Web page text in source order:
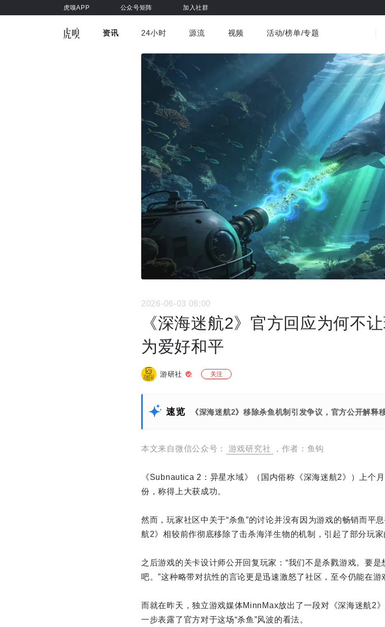
虎嗅APP 公众号矩阵 加入社群
资讯
车与出行 商业消费 社会文化 金融财经
健康 3C数码
24小时 源流 视频 活动/榜单/专题
2026-06-03 06:00
《深海迷航2》官方回应为何不
为爱好和平
游研社 关注
速览 《深海迷航2》移除杀鱼机制引发争议，官方公开解释
本文来自微信公众号： 游戏研究社 ，作者：鱼钩
《Subnautica 2：异星水域》（国内俗称《深海迷航2》）上个
份，称得上大获成功。
然而，玩家社区中关于“杀鱼”的讨论并没有因为游戏的畅销而
航2》相较前作彻底移除了击杀海洋生物的机制，引起了部分玩家
之后游戏的关卡设计师公开回复玩家：“我们不是杀戮游戏。要
吧。”这种略带对抗性的言论更是迅速激怒了社区，至今仍能在
而就在昨天，独立游戏媒体MinnMax放出了一段对《深海迷航2
一步表露了官方对于这场“杀鱼”风波的看法。